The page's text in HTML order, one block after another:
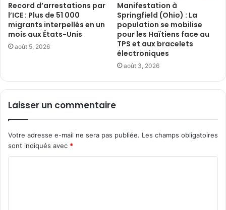
Record d’arrestations par
l’ICE : Plus de 51 000
migrants interpellés en un
mois aux États-Unis
août 5, 2026
Manifestation à
Springfield (Ohio) : La
population se mobilise
pour les Haïtiens face au
TPS et aux bracelets
électroniques
août 3, 2026
Laisser un commentaire
Votre adresse e-mail ne sera pas publiée. Les champs obligatoires
sont indiqués avec *